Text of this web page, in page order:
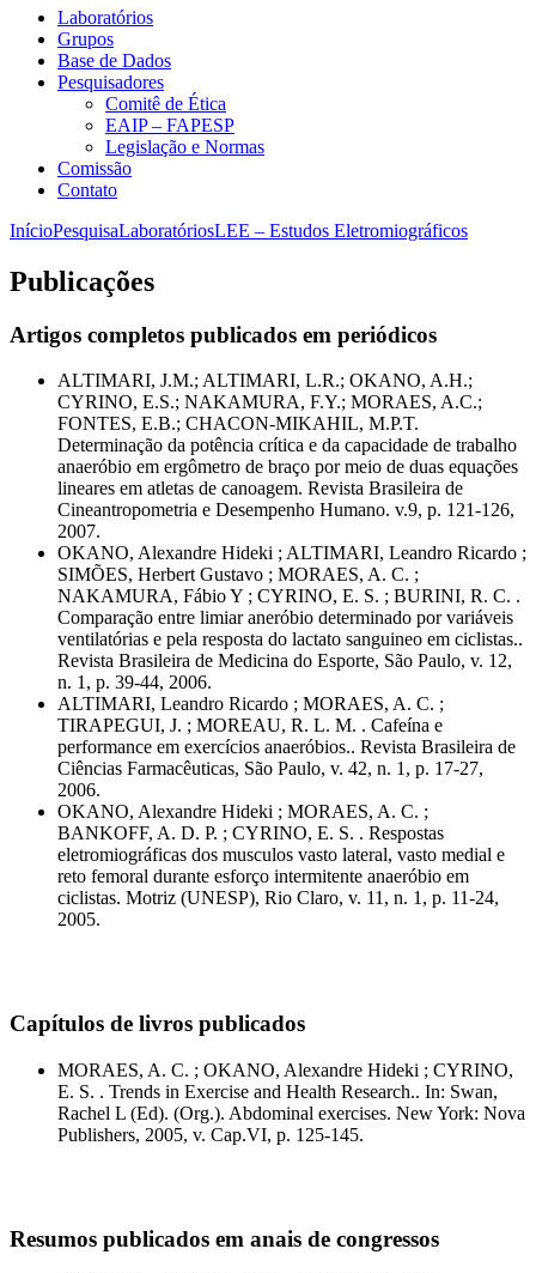
Laboratórios
Grupos
Base de Dados
Pesquisadores
Comitê de Ética
EAIP – FAPESP
Legislação e Normas
Comissão
Contato
InícioPesquisaLaboratóriosLEE – Estudos Eletromiográficos
Publicações
Artigos completos publicados em periódicos
ALTIMARI, J.M.; ALTIMARI, L.R.; OKANO, A.H.;
CYRINO, E.S.; NAKAMURA, F.Y.; MORAES, A.C.;
FONTES, E.B.; CHACON-MIKAHIL, M.P.T.
Determinação da potência crítica e da capacidade de trabalho
anaeróbio em ergômetro de braço por meio de duas equações
lineares em atletas de canoagem. Revista Brasileira de
Cineantropometria e Desempenho Humano. v.9, p. 121-126,
2007.
OKANO, Alexandre Hideki ; ALTIMARI, Leandro Ricardo ;
SIMÕES, Herbert Gustavo ; MORAES, A. C. ;
NAKAMURA, Fábio Y ; CYRINO, E. S. ; BURINI, R. C. .
Comparação entre limiar aneróbio determinado por variáveis
ventilatórias e pela resposta do lactato sanguineo em ciclistas..
Revista Brasileira de Medicina do Esporte, São Paulo, v. 12,
n. 1, p. 39-44, 2006.
ALTIMARI, Leandro Ricardo ; MORAES, A. C. ;
TIRAPEGUI, J. ; MOREAU, R. L. M. . Cafeína e
performance em exercícios anaeróbios.. Revista Brasileira de
Ciências Farmacêuticas, São Paulo, v. 42, n. 1, p. 17-27,
2006.
OKANO, Alexandre Hideki ; MORAES, A. C. ;
BANKOFF, A. D. P. ; CYRINO, E. S. . Respostas
eletromiográficas dos musculos vasto lateral, vasto medial e
reto femoral durante esforço intermitente anaeróbio em
ciclistas. Motriz (UNESP), Rio Claro, v. 11, n. 1, p. 11-24,
2005.
Capítulos de livros publicados
MORAES, A. C. ; OKANO, Alexandre Hideki ; CYRINO,
E. S. . Trends in Exercise and Health Research.. In: Swan,
Rachel L (Ed). (Org.). Abdominal exercises. New York: Nova
Publishers, 2005, v. Cap.VI, p. 125-145.
Resumos publicados em anais de congressos